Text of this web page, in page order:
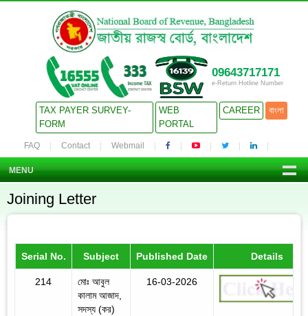
09643717171
e-Return Hotline Number
TAX PAYER SURVEY-
FORM
WEB
PORTAL
CAREER বাংলা
FAQ Contact Webmail
MENU
Joining Letter
Serial No. Subject Published Date Details
214
মোঃ আবুল
কালাম আজাদ,
সদস্য (কর)
16-03-2026